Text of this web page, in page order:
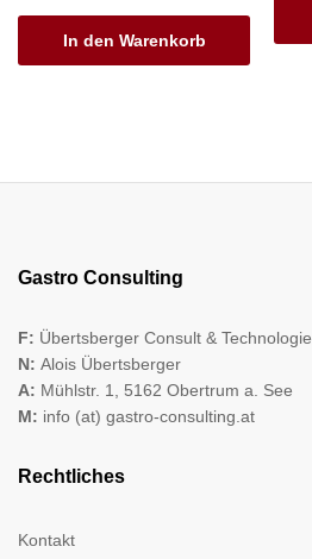
In den Warenkorb
Gastro Consulting
F: Übertsberger Consult & Technologie
N: Alois Übertsberger
A: Mühlstr. 1, 5162 Obertrum a. See
M: info (at) gastro-consulting.at
Rechtliches
Kontakt